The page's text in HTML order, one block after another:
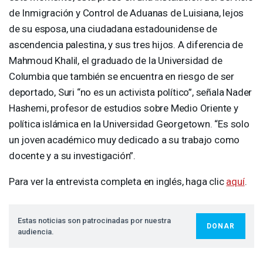
de Inmigración y Control de Aduanas de Luisiana, lejos
de su esposa, una ciudadana estadounidense de
ascendencia palestina, y sus tres hijos. A diferencia de
Mahmoud Khalil, el graduado de la Universidad de
Columbia que también se encuentra en riesgo de ser
deportado, Suri “no es un activista político”, señala Nader
Hashemi, profesor de estudios sobre Medio Oriente y
política islámica en la Universidad Georgetown. “Es solo
un joven académico muy dedicado a su trabajo como
docente y a su investigación”.
Para ver la entrevista completa en inglés, haga clic aquí.
Estas noticias son patrocinadas por nuestra
audiencia.
DONAR